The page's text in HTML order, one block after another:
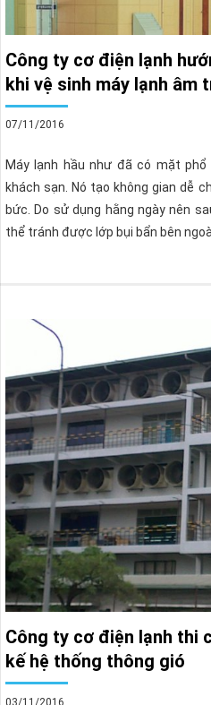
Công ty cơ điện lạnh
khi vệ sinh máy lạnh âm
07/11/2016
Máy lạnh hầu như đã có mặt
khách sạn. Nó tạo không gian dễ
bức. Do sử dụng hằng ngày nên
thể tránh được lớp bụi bẩn bên
Công ty cơ điện lạnh thi
kế hệ thống thông gió
03/11/2016